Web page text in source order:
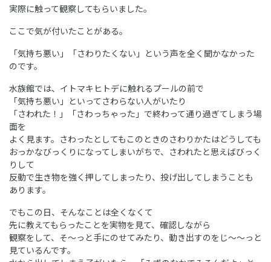
実際に触って観察してもらいました。
ここで気が付いたことがある。
「気持ち悪い」「さわりたくない」という声を全く聞かなかった
のです。
水族館では、イトマキヒトデに触れるプールの前で
「気持ち悪い」といってさわらない人がいたり
「さわれた！」「さわっちゃった」で終わって通り過ぎてしまう場
面を
よく見ます。さわったとしてもこのときのさわりかたはどうしても
おっかなびっくりになってしまいがちで、さわれたと思えばびっく
りして
反動で生き物を強く押してしまったり、投げ出してしまうことも
あります。
でもこの日、そんなことは全くなくて
先に教えてもらったことを実物を見て、確認しながら
観察をして、そ～っと手にのせてみたり、動き出すのをじ～～っと
見ているんです。